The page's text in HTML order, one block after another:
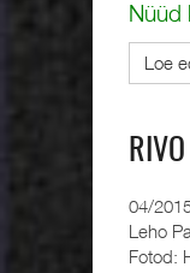
Nüüd
Loe
04/
Leho
Fotod: